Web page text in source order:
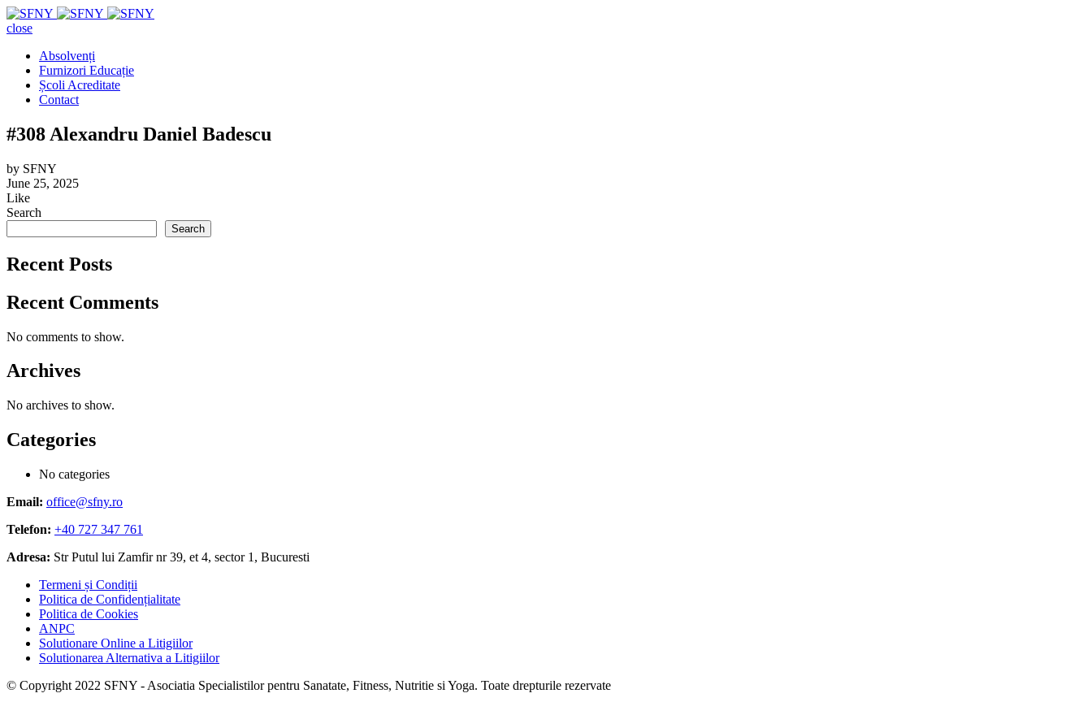
close
Absolvenți
Furnizori Educație
Școli Acreditate
Contact
#308 Alexandru Daniel Badescu
by SFNY
June 25, 2025
Like
Search
Search
Recent Posts
Recent Comments
No comments to show.
Archives
No archives to show.
Categories
No categories
Email: office@sfny.ro
Telefon: +40 727 347 761
Adresa: Str Putul lui Zamfir nr 39, et 4, sector 1, Bucuresti
Termeni și Condiții
Politica de Confidențialitate
Politica de Cookies
ANPC
Solutionare Online a Litigiilor
Solutionarea Alternativa a Litigiilor
© Copyright 2022 SFNY - Asociatia Specialistilor pentru Sanatate, Fitness, Nutritie si Yoga. Toate drepturile rezervate